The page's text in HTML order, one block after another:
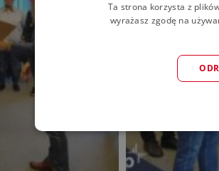
Ta strona korzysta z
wyrażasz zgodę na